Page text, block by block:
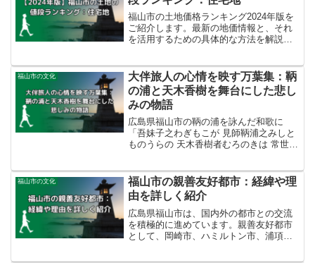
福山市の土地価格ランキング2024年版を
ご紹介します。最新の地価情報と、それ
を活用するための具体的な方法を解説し
福山市の文化
大伴旅人の心情を映す万葉集：鞆
の浦と天木香樹を舞台にした悲し
みの物語
広島県福山市の鞆の浦を詠んだ和歌に
「吾妹子之わぎもこが 見師鞆浦之みしと
ものうらの 天木香樹者むろのきは 常世有
その和歌に込められた思いやその背景に
ついて詳しく解説し...
福山市の文化
福山市の親善友好都市：経緯や理
由を詳しく紹介
広島県福山市は、国内外の都市との交流
を積極的に進めています。親善友好都市
として、岡崎市、ハミルトン市、浦項